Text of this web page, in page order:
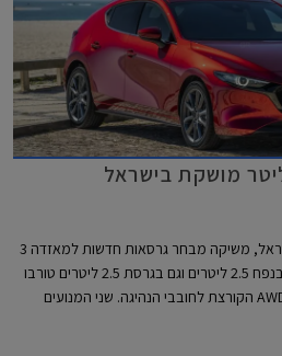
דלק מוטורס, יבואנית מאזדה בישראל, משיקה מבחר גרסאות חדשות למאזדה 3
המשפחתית עם מנוע אטמוספרי בנפח 2.5 ליטרים וגם בגרסת 2.5 ליטרים טורבו
חזקה ומעניינת עם הנעה כפולה AWD הקורצת לחובבי הנהיגה. שני המנועים
בכל הגרסאות.